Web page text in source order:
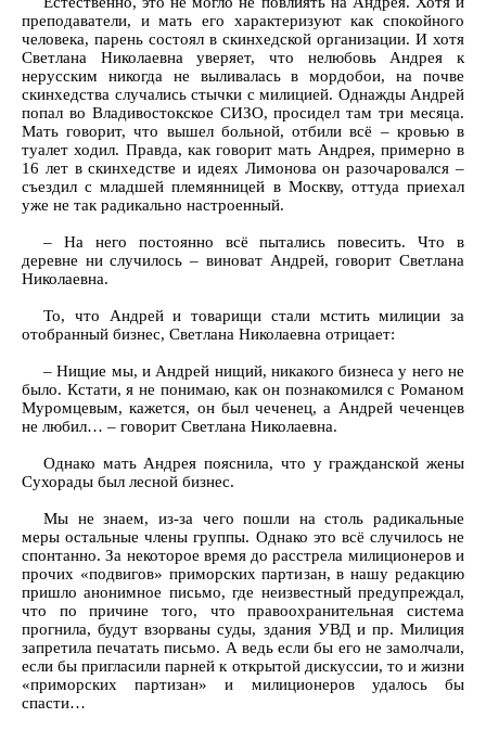
преподаватели, и мать его характеризуют как спокойного
человека, парень состоял в скинхедской организации. И хотя
Светлана Николаевна уверяет, что нелюбовь Андрея к
нерусским никогда не выливалась в мордобои, на почве
скинхедства случались стычки с милицией. Однажды Андрей
попал во Владивостокское СИЗО, просидел там три месяца.
Мать говорит, что вышел больной, отбили всё – кровью в
туалет ходил. Правда, как говорит мать Андрея, примерно в
16 лет в скинхедстве и идеях Лимонова он разочаровался –
съездил с младшей племянницей в Москву, оттуда приехал
уже не так радикально настроенный.
– На него постоянно всё пытались повесить. Что в
деревне ни случилось – виноват Андрей, говорит Светлана
Николаевна.
То, что Андрей и товарищи стали мстить милиции за
отобранный бизнес, Светлана Николаевна отрицает:
– Нищие мы, и Андрей нищий, никакого бизнеса у него не
было. Кстати, я не понимаю, как он познакомился с Романом
Муромцевым, кажется, он был чеченец, а Андрей чеченцев
не любил… – говорит Светлана Николаевна.
Однако мать Андрея пояснила, что у гражданской жены
Сухорады был лесной бизнес.
Мы не знаем, из-за чего пошли на столь радикальные
меры остальные члены группы. Однако это всё случилось не
спонтанно. За некоторое время до расстрела милиционеров и
прочих «подвигов» приморских партизан, в нашу редакцию
пришло анонимное письмо, где неизвестный предупреждал,
что по причине того, что правоохранительная система
прогнила, будут взорваны суды, здания УВД и пр. Милиция
запретила печатать письмо. А ведь если бы его не замолчали,
если бы пригласили парней к открытой дискуссии, то и жизни
«приморских партизан» и милиционеров удалось бы
спасти…